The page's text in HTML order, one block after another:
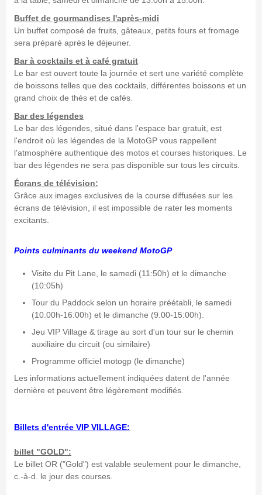
Buffet de gourmandises l'après-midi
Un buffet composé de fruits, gâteaux, petits fours et fromage
sera préparé après le déjeuner.
Bar à cocktails et à café gratuit
Le bar est ouvert toute la journée et sert une variété complète
de boissons telles que des cocktails, différentes boissons et un
grand choix de thés et de cafés.
Bar des légendes
Le bar des légendes, situé dans l'espace bar gratuit, est
l'endroit où les légendes de la MotoGP vous rappellent
l'atmosphère authentique des motos et courses historiques. Le
bar des légendes ne sera pas disponible sur tous les circuits.
Écrans de télévision:
Grâce aux images exclusives de la course diffusées sur les
écrans de télévision, il est impossible de rater les moments
excitants.
Points culminants du weekend MotoGP
Visite du Pit Lane, le samedi (11:50h) et le dimanche
(10:05h)
Tour du Paddock selon un horaire préétabli, le samedi
(10.00h-16:00h) et le dimanche (9.00-15:00h).
Jeu VIP Village & tirage au sort d'un tour sur le chemin
auxiliaire du circuit (ou similaire)
Programme officiel motogp (le dimanche)
Les informations actuellement indiquées datent de l'année
dernière et peuvent être légèrement modifiés.
Billets d'entrée VIP VILLAGE:
billet "GOLD":
Le billet OR ("Gold") est valable seulement pour le dimanche,
c.-à-d. le jour des courses.